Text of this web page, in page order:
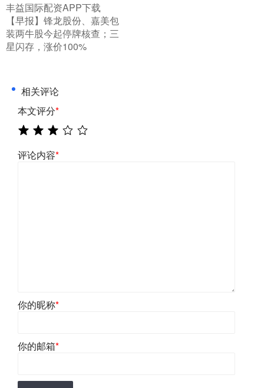
​丰益国际配资APP下载
【早报】锋龙股份、嘉美包
装两牛股今起停牌核查；三
星闪存，涨价100%
相关评论
本文评分*
评论内容*
你的昵称*
你的邮箱*